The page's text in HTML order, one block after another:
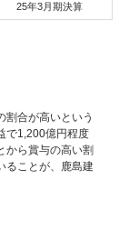
25年3月期決算
割合が高いという
で1,200億円程度
から賞与の高い割
ることが、鹿島建